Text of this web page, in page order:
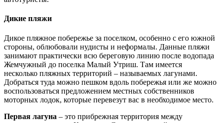
Дикие пляжи
Дикое пляжное побережье за поселком, особенно с его южной
стороны, облюбовали нудисты и неформалы. Данные пляжи
занимают практически всю береговую линию после водопада
Жемчужный до поселка Малый Утриш. Там имеется
несколько пляжных территорий – называемых лагунами.
Добраться туда можно пешком вдоль побережья или же можно
воспользоваться предложением местных собственников
моторных лодок, которые перевезут вас в необходимое место.
Первая лагуна – это прибрежная территория между